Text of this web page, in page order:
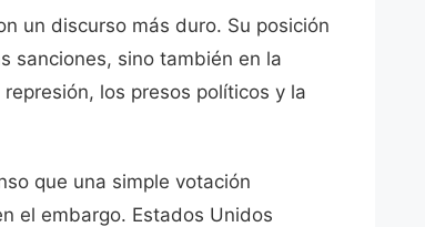
un discurso más duro. Su posición
sanciones, sino también en la
los presos políticos y la
que una simple votación
el embargo. Estados Unidos